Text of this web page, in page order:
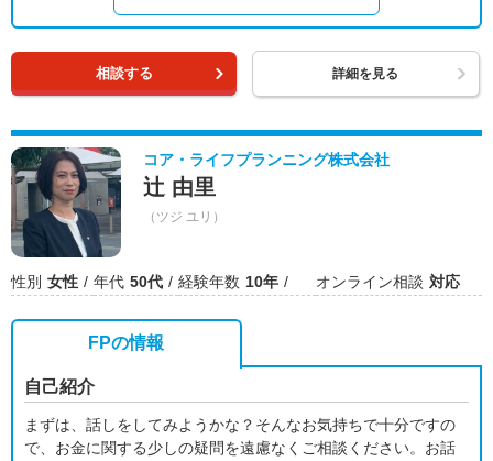
相談する 詳細を見る
コア・ライフプランニング株式会社
辻 由里
（ツジ ユリ）
性別 女性 年代 50代 経験年数 10年 オンライン相談 対応
FPの情報
自己紹介
まずは、話しをしてみようかな？そんなお気持ちで十分ですの
で、お金に関する少しの疑問を遠慮なくご相談ください。お話